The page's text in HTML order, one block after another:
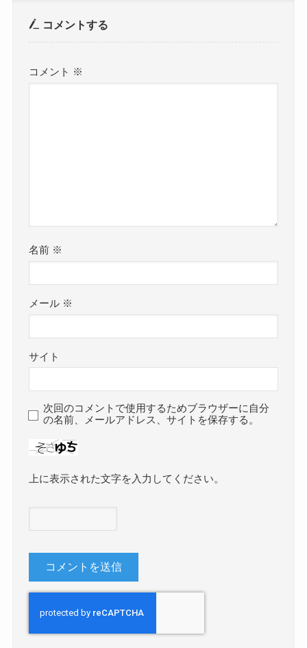
コメントする
コメント ※
名前 ※
メール ※
サイト
次回のコメントで使用するためブラウザーに自分
の名前、メールアドレス、サイトを保存する。
上に表示された文字を入力してください。